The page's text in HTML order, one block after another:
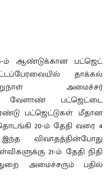
ம் ஆண்டுக்கான பட்ஜெட்
தாக்கல்
அமைச்சர்
வேளாண் பட்ஜெட்டை
பட்ஜெட்டுகள் மீதான
20-ம் தேதி வரை 4
விவாதத்தின்போது
21-ம் தேதி நிதி
அமைச்சரும் பதில்